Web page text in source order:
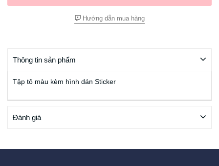
Hướng dẫn mua hàng
Thông tin sản phẩm
Tập tô màu kèm hình dán Sticker
Đánh giá